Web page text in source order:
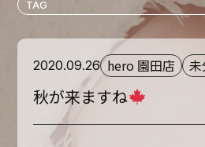
2020.09.26 hero 園田店
秋が来ますね